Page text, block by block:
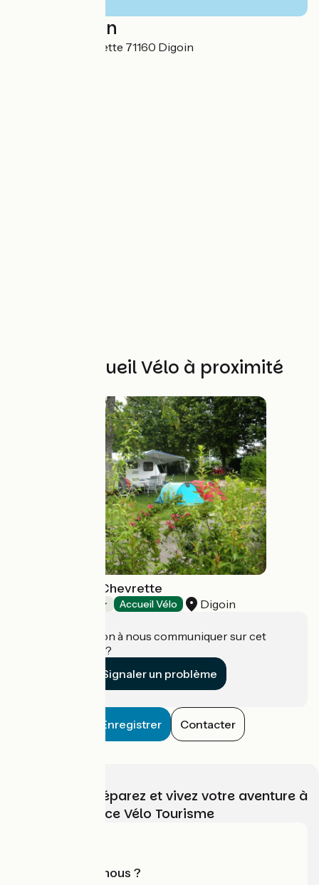
Localisation
41 rue de la Chevrette 71160 Digoin
Autres Accueil Vélo à proximité
Camping de la Chevrette
Accueil Vélo Digoin
Une information à nous communiquer sur cet
établissement ?
Signaler un problème
Enregistrer Contacter
Choisissez, préparez et vivez votre aventure à
vélo avec France Vélo Tourisme
Qui sommes-nous ?